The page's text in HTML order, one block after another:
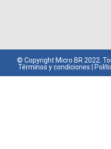
© Copyright Micro BR 2022.
Términos y condiciones